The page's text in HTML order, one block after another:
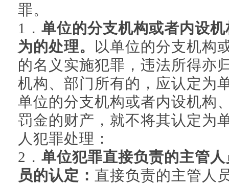
罪。
1． 单位的分支机构或者内设
为的处理。
以单位的分支机构
的名义实施犯罪，违法所得亦
机构、部门所有的，应认定为
单位的分支机构或者内设机构
罚金的财产，就不将其认定为
人犯罪处理：
2． 单位犯罪直接负责的主管
员的认定： 直接负责的主管人